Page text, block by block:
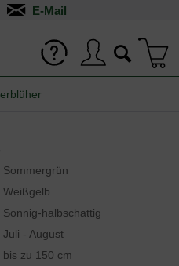
Sommergrün
Weißgelb
Sonnig-halbschattig
Juli - August
bis zu 150 cm